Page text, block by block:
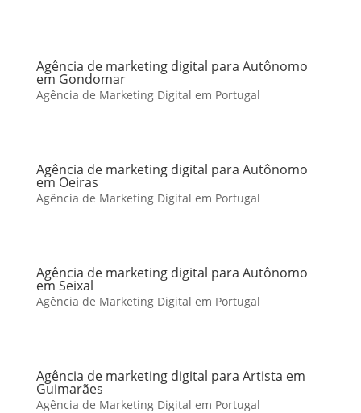
Agência de marketing digital para Autônomo
em Gondomar
Agência de Marketing Digital em Portugal
Agência de marketing digital para Autônomo
em Oeiras
Agência de Marketing Digital em Portugal
Agência de marketing digital para Autônomo
em Seixal
Agência de Marketing Digital em Portugal
Agência de marketing digital para Artista em
Guimarães
Agência de Marketing Digital em Portugal